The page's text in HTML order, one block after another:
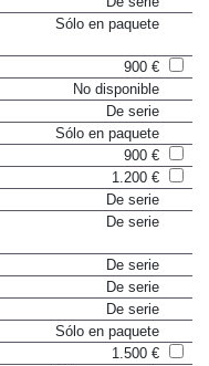
Sólo en paquete
900 €
No disponible
De serie
Sólo en paquete
900 €
1.200 €
De serie
De serie
De serie
De serie
De serie
Sólo en paquete
1.500 €